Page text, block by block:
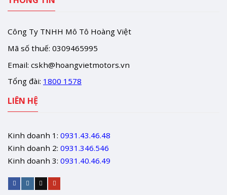
Công Ty TNHH Mô Tô Hoàng Việt
Mã số thuế: 0309465995
Email: cskh@hoangvietmotors.vn
Tổng đài: 1800 1578
LIÊN HỆ
Kinh doanh 1: 0931.43.46.48
Kinh doanh 2: 0931.346.546
Kinh doanh 3: 0931.40.46.49